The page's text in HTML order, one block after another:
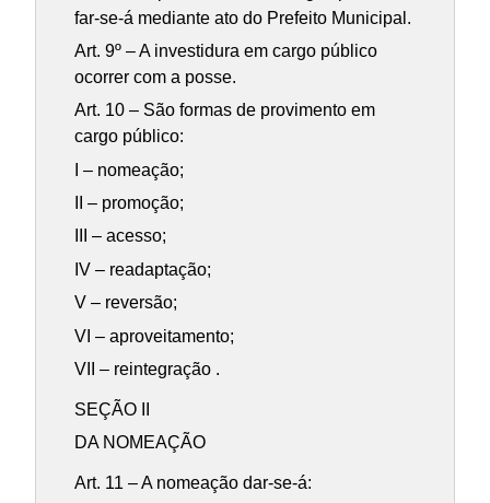
far-se-á mediante ato do Prefeito Municipal.
Art. 9º – A investidura em cargo público
ocorrer com a posse.
Art. 10 – São formas de provimento em
cargo público:
I – nomeação;
II – promoção;
III – acesso;
IV – readaptação;
V – reversão;
VI – aproveitamento;
VII – reintegração .
SEÇÃO II
DA NOMEAÇÃO
Art. 11 – A nomeação dar-se-á: